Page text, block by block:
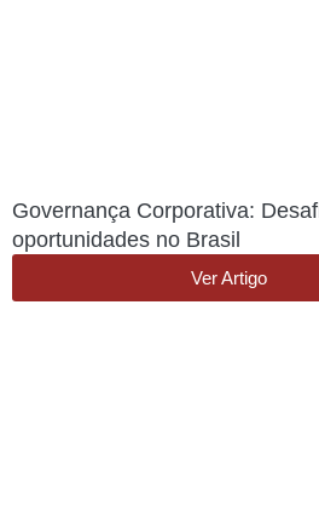
Governança Corporativa:
oportunidades no Brasil
Ver Artigo